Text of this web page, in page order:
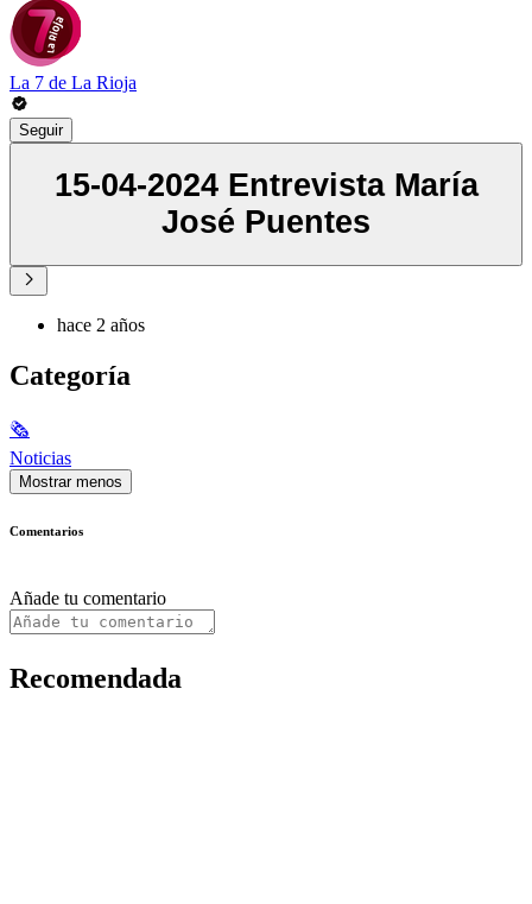
La 7 de La Rioja
Seguir
15-04-2024 Entrevista María
José Puentes
hace 2 años
Categoría
🗞
Noticias
Mostrar menos
Comentarios
Añade tu comentario
Recomendada